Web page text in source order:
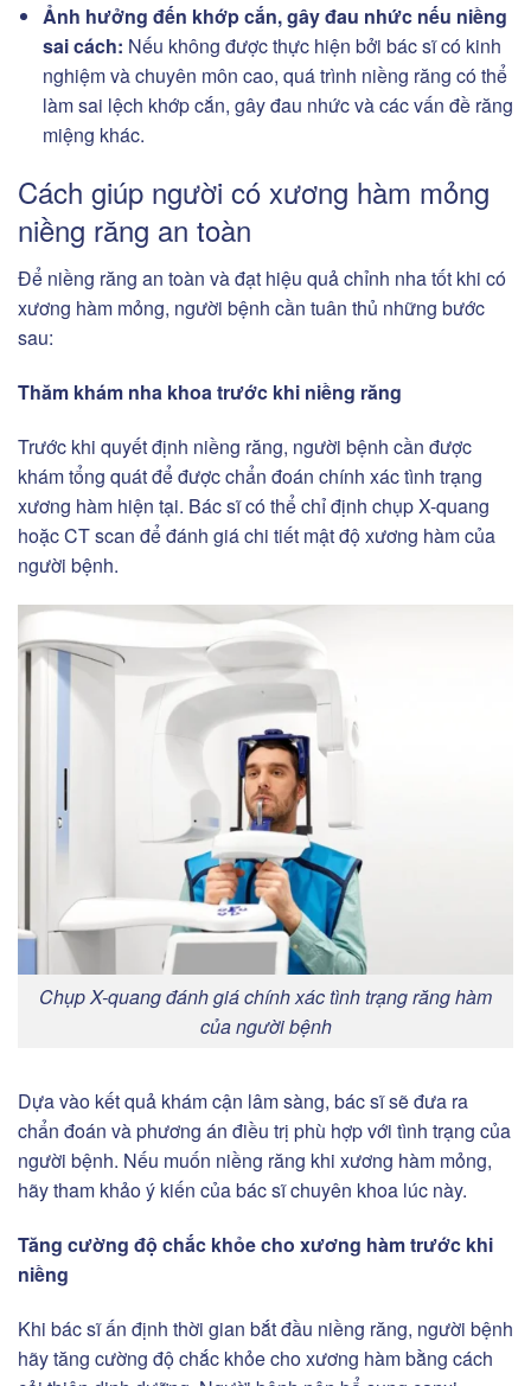
Ảnh hưởng đến khớp cắn, gây đau nhức nếu niềng
sai cách: Nếu không được thực hiện bởi bác sĩ có kinh
nghiệm và chuyên môn cao, quá trình niềng răng có thể
làm sai lệch khớp cắn, gây đau nhức và các vấn đề răng
miệng khác.
Cách giúp người có xương hàm mỏng
niềng răng an toàn
Để niềng răng an toàn và đạt hiệu quả chỉnh nha tốt khi có
xương hàm mỏng, người bệnh cần tuân thủ những bước
sau:
Thăm khám nha khoa trước khi niềng răng
Trước khi quyết định niềng răng, người bệnh cần được
khám tổng quát để được chẩn đoán chính xác tình trạng
xương hàm hiện tại. Bác sĩ có thể chỉ định chụp X-quang
hoặc CT scan để đánh giá chi tiết mật độ xương hàm của
người bệnh.
Chụp X-quang đánh giá chính xác tình trạng răng hàm
của người bệnh
Dựa vào kết quả khám cận lâm sàng, bác sĩ sẽ đưa ra
chẩn đoán và phương án điều trị phù hợp với tình trạng của
người bệnh. Nếu muốn niềng răng khi xương hàm mỏng,
hãy tham khảo ý kiến của bác sĩ chuyên khoa lúc này.
Tăng cường độ chắc khỏe cho xương hàm trước khi
niềng
Khi bác sĩ ấn định thời gian bắt đầu niềng răng, người bệnh
hãy tăng cường độ chắc khỏe cho xương hàm bằng cách